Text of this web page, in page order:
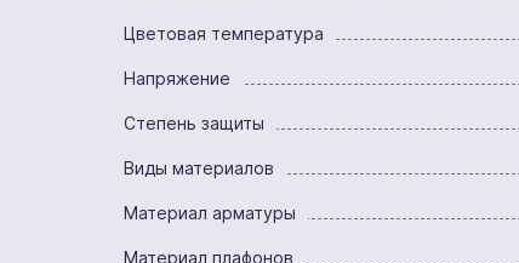
Цветовая температура
Напряжение
Степень защиты
Виды материалов
Материал арматуры
Материал плафонов